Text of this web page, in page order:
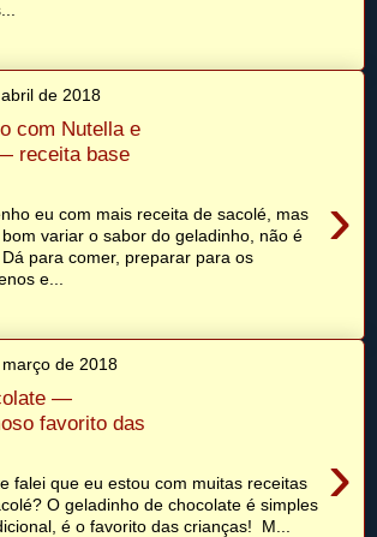
de 2018
com Nutella e
receita base
›
eu com mais receita de sacolé, mas
variar o sabor do geladinho, não é
para comer, preparar para os
e...
de 2018
—
favorito das
›
falei que eu estou com muitas receitas
O geladinho de chocolate é simples
é o favorito das crianças! M...